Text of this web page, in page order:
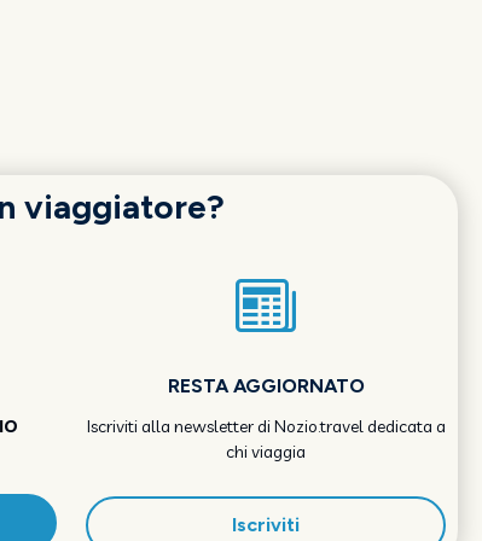
viaggiatore?
RESTA AGGIORNATO
Iscriviti alla newsletter di Nozio.travel dedicata a
chi viaggia
Iscriviti